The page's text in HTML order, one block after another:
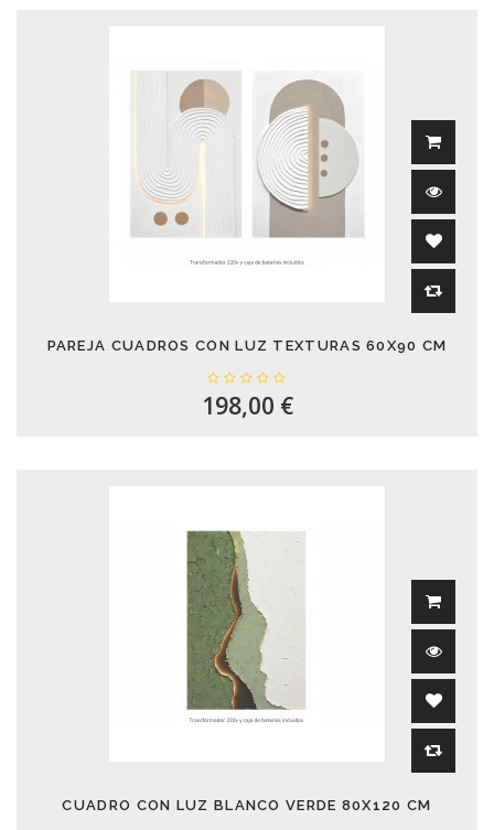
PAREJA CUADROS CON LUZ TEXTURAS 60X90 CM
198,00 €
CUADRO CON LUZ BLANCO VERDE 80X120 CM